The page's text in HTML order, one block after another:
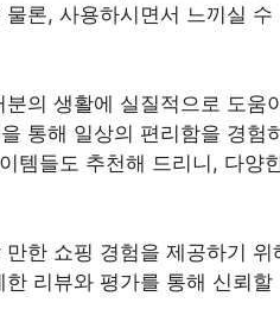
론, 사용하시면서 느끼실 수
의 생활에 실질적으로 도움
통해 일상의 편리함을 경험
템들도 추천해 드리니, 다양
한 쇼핑 경험을 제공하기 위
리뷰와 평가를 통해 신뢰할